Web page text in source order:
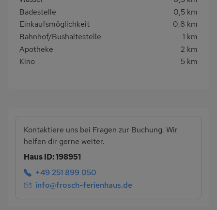
Badestelle
0,5 km
Einkaufsmöglichkeit
0,8 km
Bahnhof/Bushaltestelle
1 km
Apotheke
2 km
Kino
5 km
Kontaktiere uns bei Fragen zur Buchung. Wir
helfen dir gerne weiter.
Haus ID: 198951
+49 251 899 050
info@frosch-ferienhaus.de